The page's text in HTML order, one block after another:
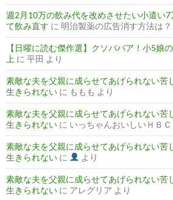
週2月10万の飲み代を改めさせたい小遣い
て飲み直す に 明治製薬の広告消す方法は？
【日曜に読む傑作選】クソババア！小5娘
上 に 平田 より
素敵な夫を父親に成らせてあげられない苦
生きられない に ももも より
素敵な夫を父親に成らせてあげられない苦
生きられない に いっちゃんおいしいＨＢＣ
素敵な夫を父親に成らせてあげられない苦
生きられない に より
素敵な夫を父親に成らせてあげられない苦
生きられない に アレグリア より